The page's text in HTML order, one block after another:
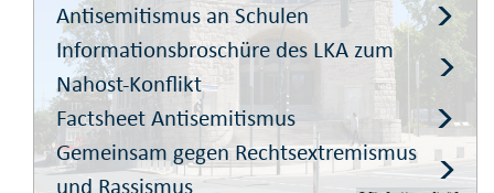
Antisemitismus an Schulen
Informationsbroschüre des LKA zum
Nahost-Konflikt
Factsheet Antisemitismus
Gemeinsam gegen Rechtsextremismus
und Rassismus